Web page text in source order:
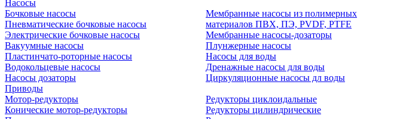
Насосы
Бочковые насосы
Пневматические бочковые насосы
Электрические бочковые насосы
Вакуумные насосы
Пластинчато-роторные насосы
Водокольцевые насосы
Насосы дозаторы
Мембранные насосы из полимерных
материалов ПВХ, ПЭ, PVDF, PTFE
Мембранные насосы-дозаторы
Плунжерные насосы
Насосы для воды
Дренажные насосы для воды
Циркуляционные насосы дл воды
Приводы
Мотор-редукторы
Конические мотор-редукторы
Редукторы циклоидальные
Редукторы цилиндрические